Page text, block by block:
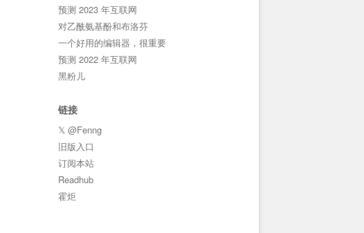
预测 2023 年互联网
对乙酰氨基酚和布洛芬
一个好用的编辑器，很重要
预测 2022 年互联网
黑粉儿
链接
𝕏 @Fenng
旧版入口
订阅本站
Readhub
霍炬